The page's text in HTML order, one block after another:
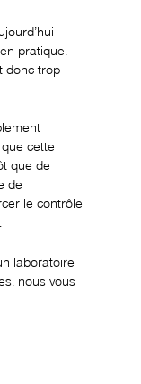
pratique.
donc trop
cette
que de
de
le contrôle
laboratoire
nous vous